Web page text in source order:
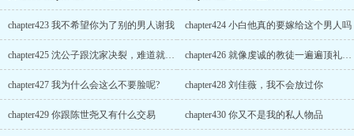
chapter423 我不希望你为了别的男人谢我 chapter424 小白他真的要嫁给这个男人吗
chapter425 沈公子跟沈家决裂，难道就要宋家养着他? chapter426 就像虔诚的教徒一遍遍顶礼膜拜着
chapter427 我为什么会这么不要脸呢? chapter428 刘佳薇，我不会放过你
chapter429 你跟陈世尧又有什么交易 chapter430 你又不是我的私人物品